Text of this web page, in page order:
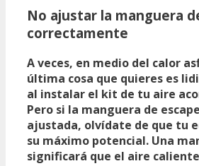
No ajustar la manguera
correctamente
A veces, en medio del calor
última cosa que quieres es
al instalar el kit de tu aire
Pero si la manguera de
ajustada, olvídate de que tu
su máximo potencial. Una
significará que el aire